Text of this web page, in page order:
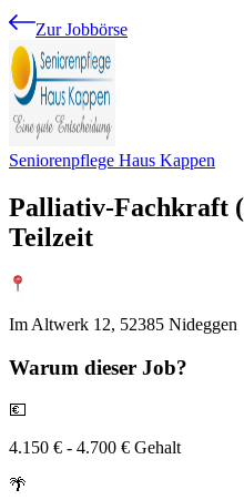
Zur Jobbörse
Seniorenpflege Haus Kappen
Palliativ-Fachkraft
Teilzeit
Im Altwerk 12, 52385 Nideggen
Warum dieser Job?
💶
4.150 € - 4.700 € Gehalt
🌴